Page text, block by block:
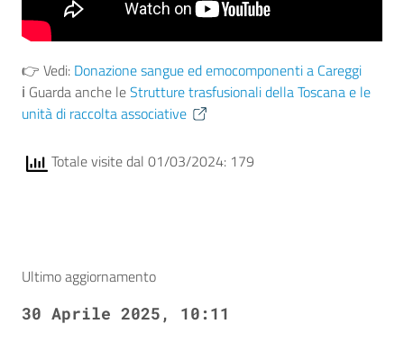
👉 Vedi: Donazione sangue ed emocomponenti a Careggi
ℹ Guarda anche leStrutture trasfusionali della Toscana e le
unità di raccolta associative
Totale visite dal 01/03/2024: 179
Ultimo aggiornamento
30 Aprile 2025, 10:11